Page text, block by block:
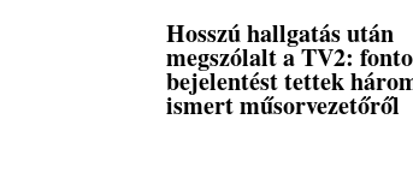
Hosszú hallgatás után
megszólalt a TV2:
bejelentést tettek
ismert műsorvezetőről